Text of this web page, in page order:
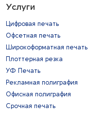
Услуги
Цифровая печать
Офсетная печать
Широкоформатная печать
Плоттерная резка
УФ Печать
Рекламная полиграфия
Офисная полиграфия
Срочная печать